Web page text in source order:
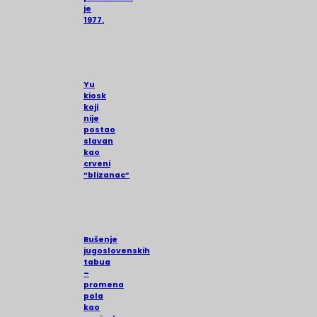
je
1977.
Yu
kiosk
koji
nije
postao
slavan
kao
crveni
“blizanac”
Rušenje
jugoslovenskih
tabua
–
promena
pola
kao